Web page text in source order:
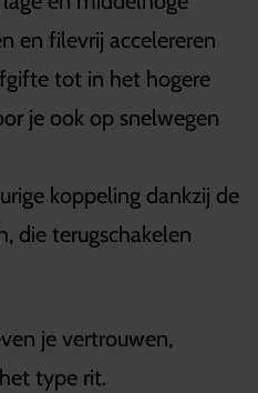
en filevrij accelereren
tot in het hogere
je ook op snelwegen
koppeling dankzij de
die terugschakelen
je vertrouwen,
type rit.